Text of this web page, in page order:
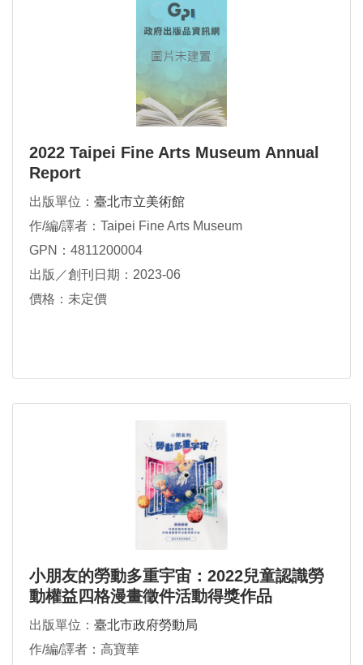
2022 Taipei Fine Arts Museum Annual
Report
出版單位： 臺北市立美術館
作/編/譯者：Taipei Fine Arts Museum
GPN：4811200004
出版／創刊日期：2023-06
價格：未定價
小朋友的勞動多重宇宙：2022兒童認識勞
動權益四格漫畫徵件活動得獎作品
出版單位： 臺北市政府勞動局
作/編/譯者：高寶華